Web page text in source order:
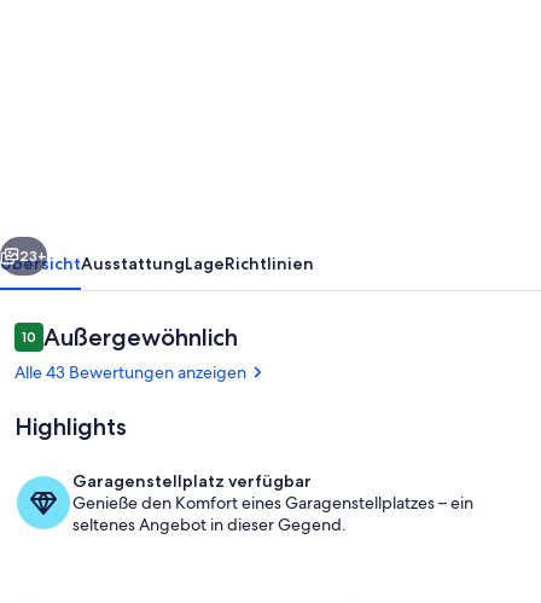
Jever,
4****DTV
zertifiziert
Das friesische Brauhaus
Weiter
23+
ÜbersichtAusstattungLageRichtlinien
Bewertungen
1010 von 10.
Außergewöhnlich
Alle 43 Bewertungen anzeigen
Highlights
Garagenstellplatz verfügbar
Genieße den Komfort eines Garagenstellplatzes – ein
seltenes Angebot in dieser Gegend.